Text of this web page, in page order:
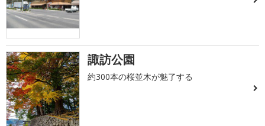
諏訪公園
約300本の桜並木が魅了する